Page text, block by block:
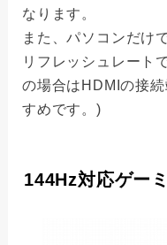
なります。
また、パソコンだけ
リフレッシュレート
の場合はHDMIの接
すめです。)
144Hz対応ゲー